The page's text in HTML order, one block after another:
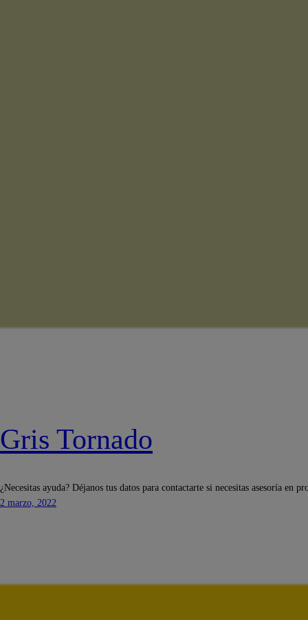
Gris Tornado
¿Necesitas ayuda? Déjanos tus datos para contactarte si necesitas asesoría en
2 marzo, 2022